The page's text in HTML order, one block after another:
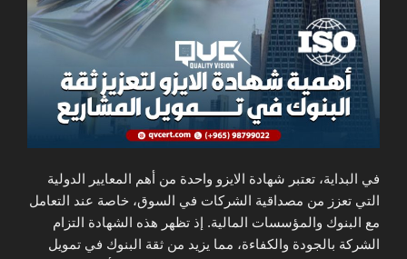
في البداية، تعتبر شهادة الايزو واحدة من أهم المعايير الدولية
التي تعزز من مصداقية الشركات في السوق، خاصة عند التعامل
مع البنوك والمؤسسات المالية. إذ تظهر هذه الشهادة التزام
الشركة بالجودة والكفاءة، مما يزيد من ثقة البنوك في تمويل